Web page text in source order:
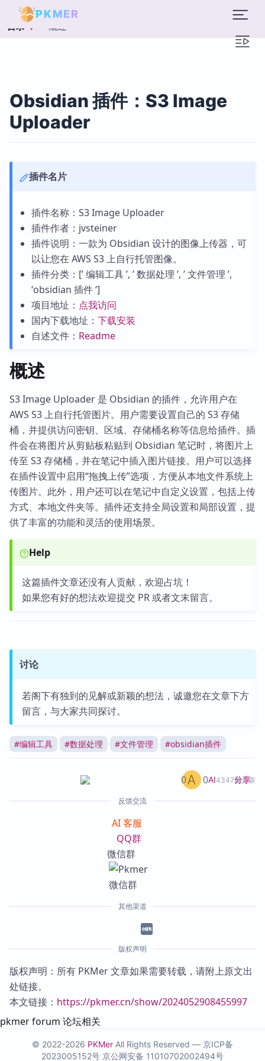
PKMER
目录 概述
Obsidian 插件：S3 Image
Uploader
插件名片
插件名称：S3 Image Uploader
插件作者：jvsteiner
插件说明：一款为 Obsidian 设计的图像上传器，可
以让您在 AWS S3 上自行托管图像。
插件分类：[’ 编辑工具 ’, ’ 数据处理 ’, ’ 文件管理 ’,
‘obsidian 插件 ‘]
项目地址： 点我访问
国内下载地址： 下载安装
自述文件： Readme
概述
S3 Image Uploader 是 Obsidian 的插件，允许用户在
AWS S3 上自行托管图片。用户需要设置自己的 S3 存储
桶，并提供访问密钥、区域、存储桶名称等信息给插件。插
件会在将图片从剪贴板粘贴到 Obsidian 笔记时，将图片上
传至 S3 存储桶，并在笔记中插入图片链接。用户可以选择
在插件设置中启用“拖拽上传”选项，方便从本地文件系统上
传图片。此外，用户还可以在笔记中自定义设置，包括上传
方式、本地文件夹等。插件还支持全局设置和局部设置，提
供了丰富的功能和灵活的使用场景。
Help
这篇插件文章还没有人贡献，欢迎占坑！
如果您有好的想法欢迎提交 PR 或者文末留言。
讨论
若阁下有独到的见解或新颖的想法，诚邀您在文章下方
留言，与大家共同探讨。
#编辑工具 #数据处理 #文件管理 #obsidian插件
AI4347篇文章
0 0 分享
反馈交流
AI 客服
QQ群
微信群
其他渠道
版权声明
版权声明：所有 PKMer 文章如果需要转载，请附上原文出
处链接。
本文链接： https://pkmer.cn/show/2024052908455997
pkmer forum 论坛相关
© 2022-2026 PKMer All Rights Reserved — 京ICP备
2023005152号 京公网安备 11010702002494号